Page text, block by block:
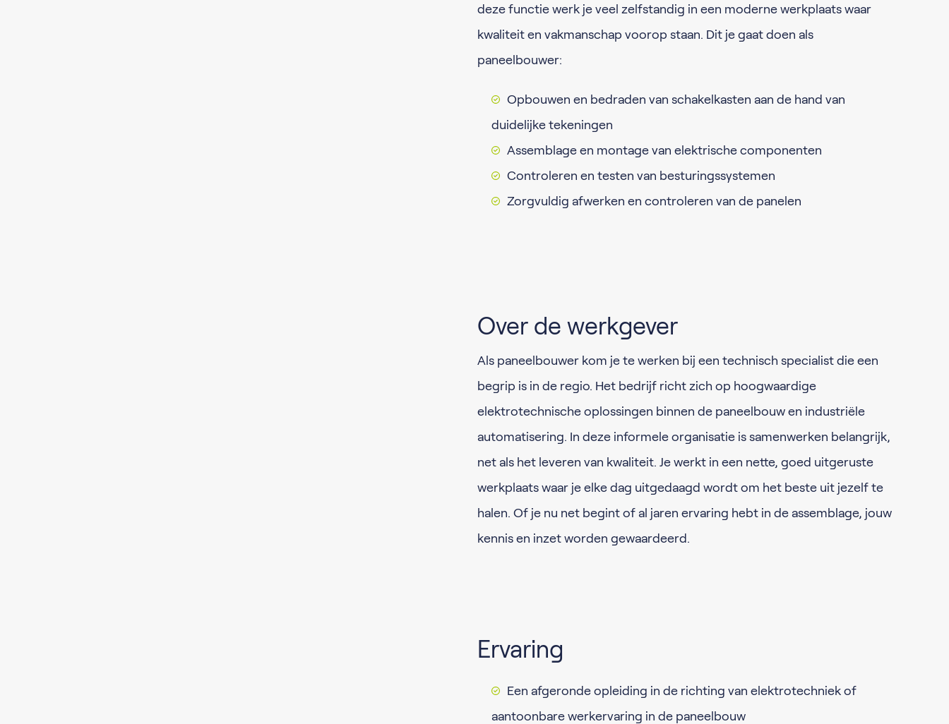
deze functie werk je veel zelfstandig in een moderne werkplaats waar
kwaliteit en vakmanschap voorop staan. Dit je gaat doen als
paneelbouwer:
Opbouwen en bedraden van schakelkasten aan de hand van
duidelijke tekeningen
Assemblage en montage van elektrische componenten
Controleren en testen van besturingssystemen
Zorgvuldig afwerken en controleren van de panelen
Over de werkgever
Als paneelbouwer kom je te werken bij een technisch specialist die een
begrip is in de regio. Het bedrijf richt zich op hoogwaardige
elektrotechnische oplossingen binnen de paneelbouw en industriële
automatisering. In deze informele organisatie is samenwerken belangrijk,
net als het leveren van kwaliteit. Je werkt in een nette, goed uitgeruste
werkplaats waar je elke dag uitgedaagd wordt om het beste uit jezelf te
halen. Of je nu net begint of al jaren ervaring hebt in de assemblage, jouw
kennis en inzet worden gewaardeerd.
Ervaring
Een afgeronde opleiding in de richting van elektrotechniek of
aantoonbare werkervaring in de paneelbouw